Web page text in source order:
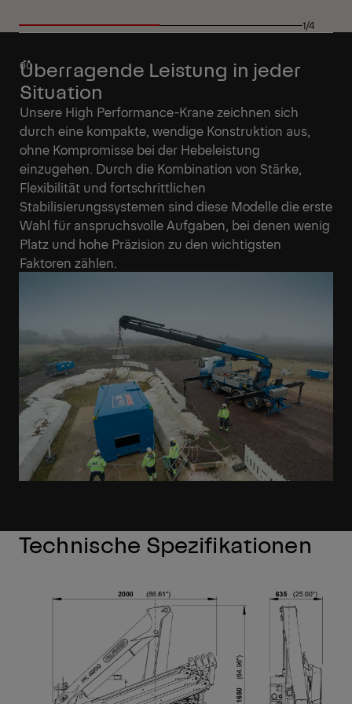
1/4
Überragende Leistung in jeder
Situation
Unsere High Performance-Krane zeichnen sich
durch eine kompakte, wendige Konstruktion aus,
ohne Kompromisse bei der Hebeleistung
einzugehen. Durch die Kombination von Stärke,
Flexibilität und fortschrittlichen
Stabilisierungssystemen sind diese Modelle die erste
Wahl für anspruchsvolle Aufgaben, bei denen wenig
Platz und hohe Präzision zu den wichtigsten
Faktoren zählen.
Technische Spezifikationen